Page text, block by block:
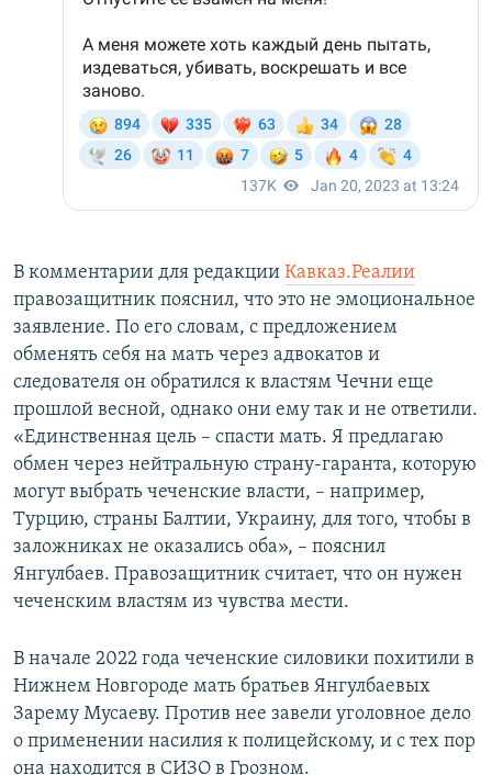
В комментарии для редакции Кавказ.Реалии
правозащитник пояснил, что это не эмоциональное
заявление. По его словам, с предложением
обменять себя на мать через адвокатов и
следователя он обратился к властям Чечни еще
прошлой весной, однако они ему так и не ответили.
«Единственная цель – спасти мать. Я предлагаю
обмен через нейтральную страну-гаранта, которую
могут выбрать чеченские власти, – например,
Турцию, страны Балтии, Украину, для того, чтобы в
заложниках не оказались оба», – пояснил
Янгулбаев. Правозащитник считает, что он нужен
чеченским властям из чувства мести.
В начале 2022 года чеченские силовики похитили в
Нижнем Новгороде мать братьев Янгулбаевых
Зарему Мусаеву. Против нее завели уголовное дело
о применении насилия к полицейскому, и с тех пор
она находится в СИЗО в Грозном.